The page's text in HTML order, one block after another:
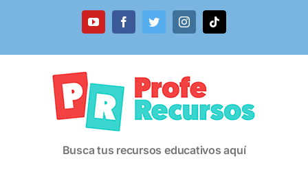
YouTubeFacebookTwitterInstagramTiktok
Busca tus recursos educativos aquí